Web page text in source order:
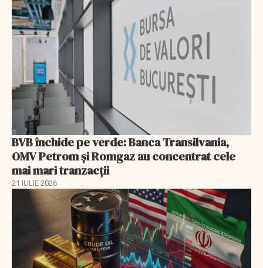
BVB închide pe verde: Banca Transilvania,
OMV Petrom și Romgaz au concentrat cele
mai mari tranzacții
21 IULIE 2026